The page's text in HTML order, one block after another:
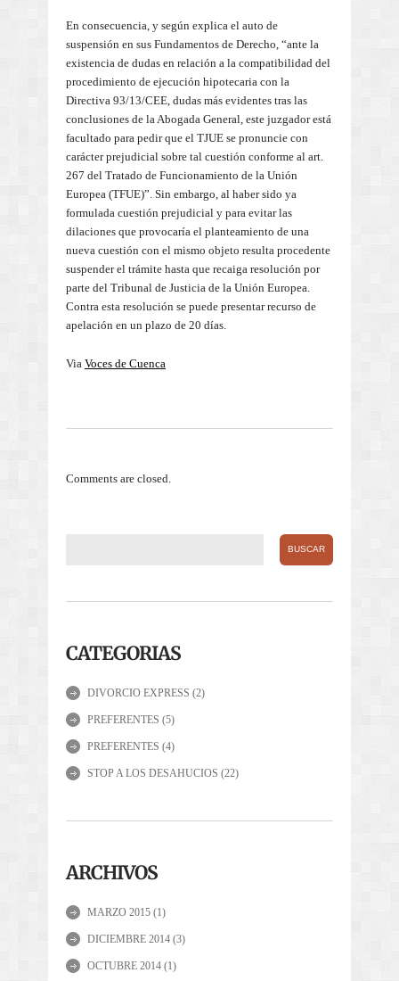
En consecuencia, y según explica el auto de
suspensión en sus Fundamentos de Derecho, “ante la
existencia de dudas en relación a la compatibilidad del
procedimiento de ejecución hipotecaria con la
Directiva 93/13/CEE, dudas más evidentes tras las
conclusiones de la Abogada General, este juzgador está
facultado para pedir que el TJUE se pronuncie con
carácter prejudicial sobre tal cuestión conforme al art.
267 del Tratado de Funcionamiento de la Unión
Europea (TFUE)”. Sin embargo, al haber sido ya
formulada cuestión prejudicial y para evitar las
dilaciones que provocaría el planteamiento de una
nueva cuestión con el mismo objeto resulta procedente
suspender el trámite hasta que recaiga resolución por
parte del Tribunal de Justicia de la Unión Europea.
Contra esta resolución se puede presentar recurso de
apelación en un plazo de 20 días.
Via Voces de Cuenca
Comments are closed.
CATEGORIAS
DIVORCIO EXPRESS (2)
PREFERENTES (5)
PREFERENTES (4)
STOP A LOS DESAHUCIOS (22)
ARCHIVOS
MARZO 2015 (1)
DICIEMBRE 2014 (3)
OCTUBRE 2014 (1)